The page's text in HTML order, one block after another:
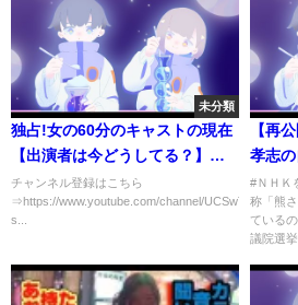
未分類
独占!女の60分のキャストの現在
【出演者は今どうしてる？】パ
ート２
チャンネル登録はこちら
⇒https://www.youtube.com/channel/
s...
【再
孝志の
汰に
#ＮＨＫ
称「熊
ている
議院選